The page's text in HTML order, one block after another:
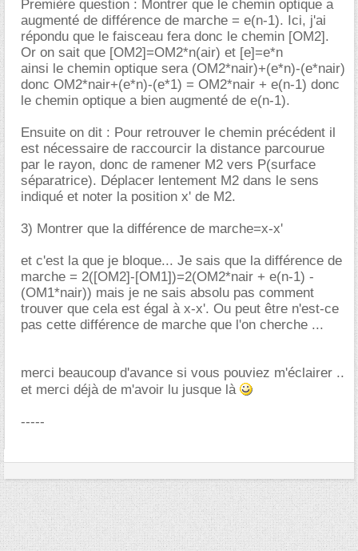
Première question : Montrer que le chemin optique a
augmenté de différence de marche = e(n-1). Ici, j'ai
répondu que le faisceau fera donc le chemin [OM2].
Or on sait que [OM2]=OM2*n(air) et [e]=e*n
ainsi le chemin optique sera (OM2*nair)+(e*n)-(e*nair)
donc OM2*nair+(e*n)-(e*1) = OM2*nair + e(n-1) donc
le chemin optique a bien augmenté de e(n-1).
Ensuite on dit : Pour retrouver le chemin précédent il
est nécessaire de raccourcir la distance parcourue
par le rayon, donc de ramener M2 vers P(surface
séparatrice). Déplacer lentement M2 dans le sens
indiqué et noter la position x' de M2.
3) Montrer que la différence de marche=x-x'
et c'est la que je bloque... Je sais que la différence de
marche = 2([OM2]-[OM1])=2(OM2*nair + e(n-1) -
(OM1*nair)) mais je ne sais absolu pas comment
trouver que cela est égal à x-x'. Ou peut être n'est-ce
pas cette différence de marche que l'on cherche ...
merci beaucoup d'avance si vous pouviez m'éclairer ..
et merci déjà de m'avoir lu jusque là
-----